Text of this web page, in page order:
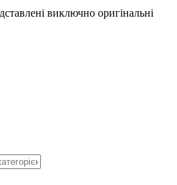
виключно оригінальні